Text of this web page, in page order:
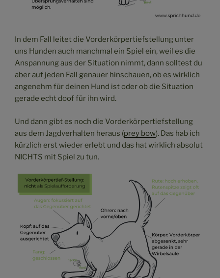
In dem Fall leitet die Vorderkörpertiefstellung unter
uns Hunden auch manchmal ein Spiel ein, weil es die
Anspannung aus der Situation nimmt, dann solltest du
aber auf jeden Fall genauer hinschauen, ob es wirklich
angenehm für deinen Hund ist oder ob die Situation
gerade echt doof für ihn wird.
Und dann gibt es noch die Vorderkörpertiefstellung
aus dem Jagdverhalten heraus (prey bow). Das hab ich
kürzlich erst wieder erlebt und das hat wirklich absolut
NICHTS mit Spiel zu tun.